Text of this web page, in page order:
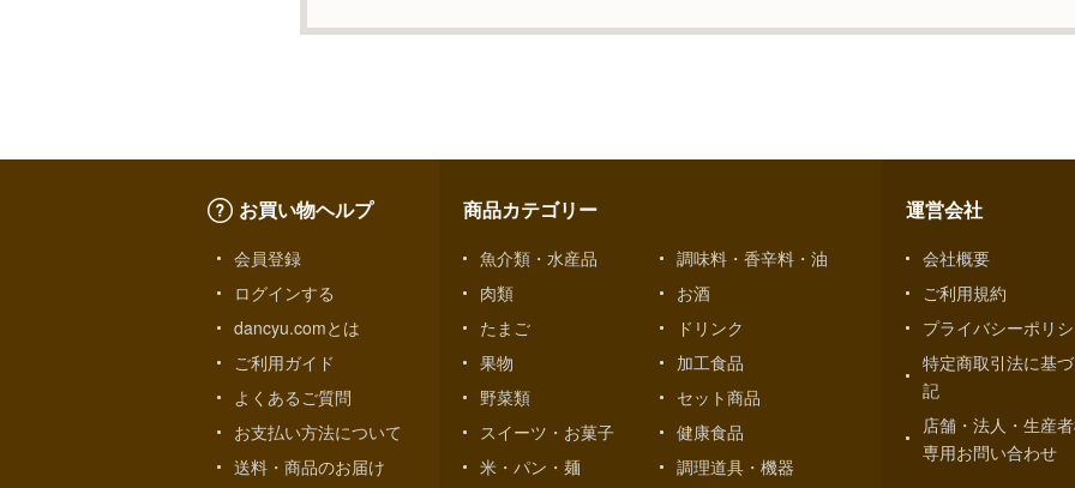
絡先までお願い致します。
h）弊社は、弊社のウェブサイトへのアクセス状況について、アクセスログ、Cookie（クッ
います。これらには、お客様のお名前、ご住所、電話番号、電子メールアドレスなど、お客
切含まれておりません。
個人情報に関する問合わせ窓口
個人情報保護管理者：オペレーション部シニアマネージャー
〒106-0044 東京都港区東麻布一丁目２７番１号 東麻布食文化ビル４階
ＴＥＬ：050-5213-7688
ＦＡＸ：047-401-6847
お買い物ヘルプ
会員登録
ログインする
dancyu.comとは
ご利用ガイド
よくあるご質問
お支払い方法について
送料・商品のお届け
商品カテゴリー
魚介類・水産品
肉類
たまご
果物
野菜類
スイーツ・お菓子
米・パン・麺
調味料・香辛料・油
お酒
ドリンク
加工食品
セット商品
健康食品
調理道具・機器
運営会社
会社概要
ご利用規約
プライバシーポリ
特定商取引法に基
記
店舗・法人・生産
専用お問い合わせ